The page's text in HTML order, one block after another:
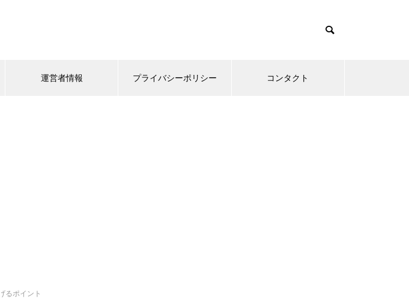
運営者情報 プライバシーポリシー コンタクト
るポイント